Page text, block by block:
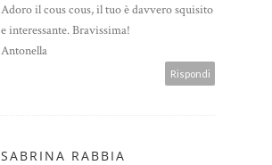
Adoro il cous cous, il tuo è davvero squisito
e interessante. Bravissima!
Antonella
Rispondi
SABRINA RABBIA